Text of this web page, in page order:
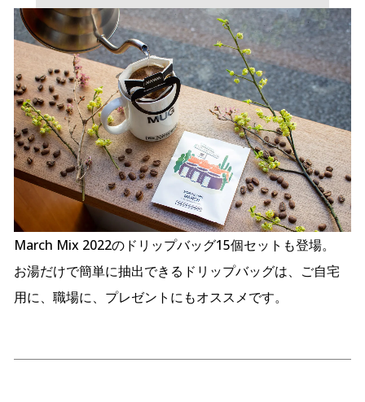
March Mix 2022のドリップバッグ15個セットも登場。
お湯だけで簡単に抽出できるドリップバッグは、ご自宅
用に、職場に、プレゼントにもオススメです。